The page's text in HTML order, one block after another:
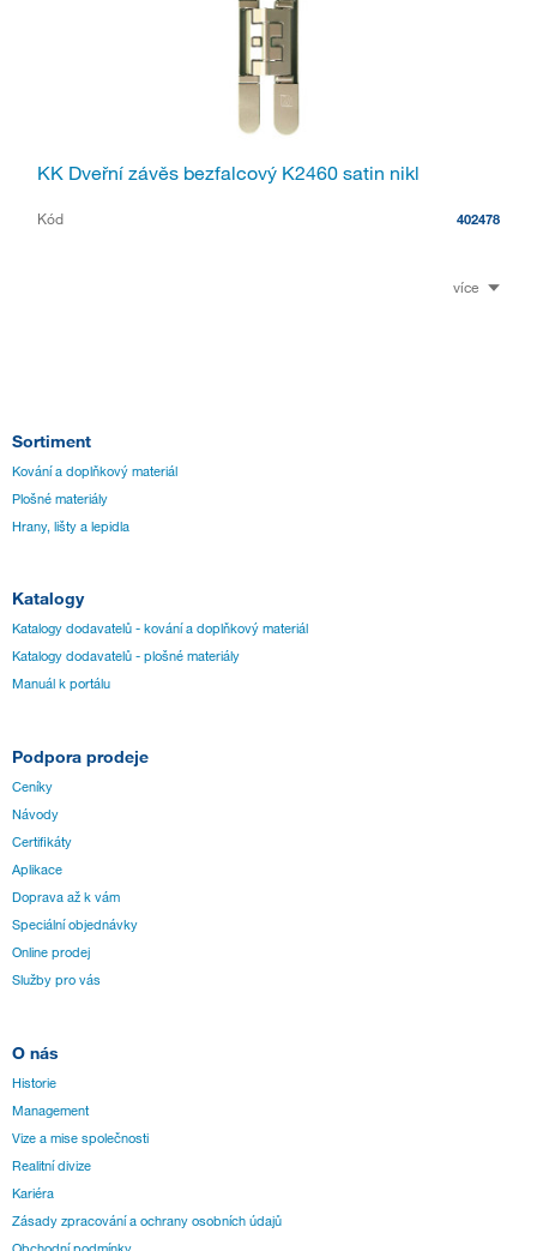
KK Dveřní závěs bezfalcový K2460 satin nikl
Kód 402478
více
Sortiment
Kování a doplňkový materiál
Plošné materiály
Hrany, lišty a lepidla
Katalogy
Katalogy dodavatelů - kování a doplňkový materiál
Katalogy dodavatelů - plošné materiály
Manuál k portálu
Podpora prodeje
Ceníky
Návody
Certifikáty
Aplikace
Doprava až k vám
Speciální objednávky
Online prodej
Služby pro vás
O nás
Historie
Management
Vize a mise společnosti
Realitní divize
Kariéra
Zásady zpracování a ochrany osobních údajů